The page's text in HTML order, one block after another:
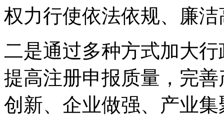
权力行使依法依规、廉洁
二是通过多种方式加大
提高注册申报质量，完
创新、企业做强、产业集